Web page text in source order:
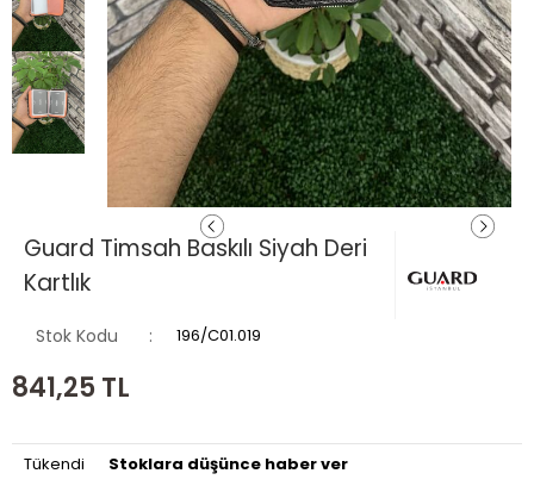
Guard Timsah Baskılı Siyah Deri
Kartlık
Stok Kodu 196/C01.019
841,25 TL
Tükendi Stoklara düşünce haber ver